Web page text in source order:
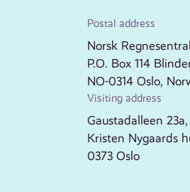
Postal address
Norsk Regnesentral
P.O. Box 114
NO-0314 Oslo,
Visiting address
Gaustadalleen
Kristen Nygaards
0373 Oslo